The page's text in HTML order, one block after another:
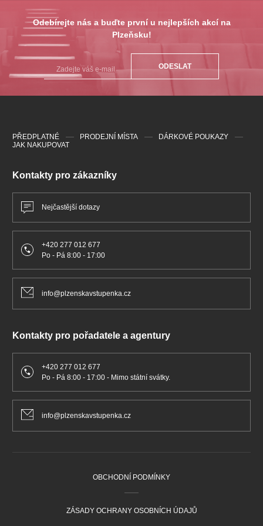
Odebírejte nás a buďte první u nejlepších akcí na
Plzeňsku!
ODESLAT
Kontakty pro zákazníky
Nejčastější dotazy
+420 277 012 677
Po - Pá 8:00 - 17:00
info@plzenskavstupenka.cz
Kontakty pro pořadatele a agentury
+420 277 012 677
Po - Pá 8:00 - 17:00 - Mimo státní svátky.
info@plzenskavstupenka.cz
PŘEDPLATNÉ PRODEJNÍ MÍSTA
DÁRKOVÉ POUKAZY
JAK NAKUPOVAT
OBCHODNÍ PODMÍNKY
ZÁSADY OCHRANY OSOBNÍCH ÚDAJŮ